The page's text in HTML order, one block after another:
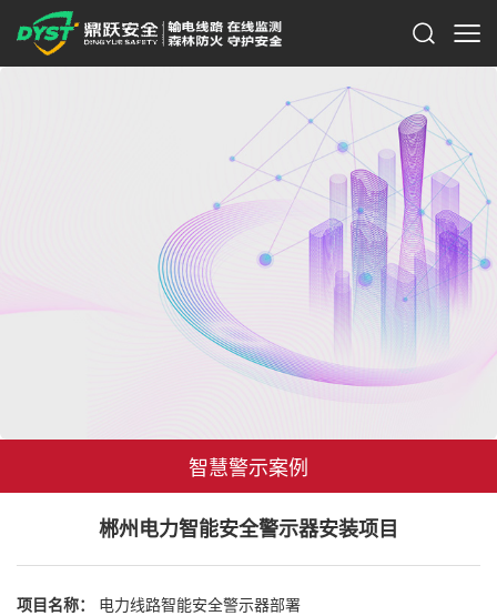
智慧警示案例
郴州电力智能安全警示器安装项目
项目名称：
电力线路智能安全警示器部署